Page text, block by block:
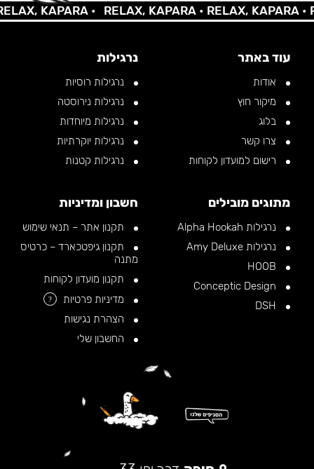
KAPARA • RELAX, KAPARA •RELAX, KAPARA •
עוד באתר
אודות
מיקור חוץ
בלוג
צרו קשר
רישום למועדון לקוחות
נרגילות
נרגילות רוסיות
נרגילות נירוסטה
נרגילות מיוחדות
נרגילות יוקרתיות
נרגילות קטנות
מתוגים מובילים
נרגילות Alpha Hookah
נרגילות Amy Deluxe
חשבון ומדיניות
תקנון אתר – תנאי שימוש
תקנון גיפטכארד – כרטיס
מתנה
תקנון מועדון לקוחות
מדיניות פרטיות
?
הצהרת נגישות
החשבון שלי